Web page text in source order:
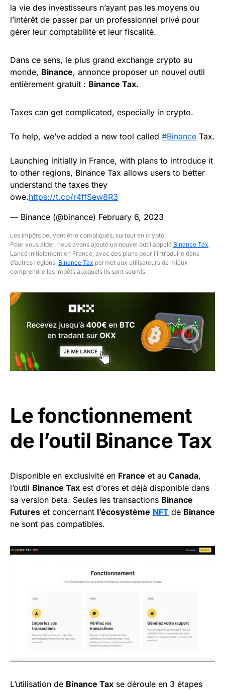
la vie des investisseurs n’ayant pas les moyens ou
l’intérêt de passer par un professionnel privé pour
gérer leur comptabilité et leur fiscalité.
Dans ce sens, le plus grand exchange crypto au
monde, Binance, annonce proposer un nouvel outil
entièrement gratuit : Binance Tax.
Taxes can get complicated, especially in crypto.
To help, we’ve added a new tool called #Binance Tax.
Launching initially in France, with plans to introduce it
to other regions, Binance Tax allows users to better
understand the taxes they
owe.https://t.co/r4ffSew8R3
— Binance (@binance) February 6, 2023
Les impôts peuvent être compliqués, surtout en crypto.
Pour vous aider, nous avons ajouté un nouvel outil appelé Binance Tax.
Lancé initialement en France, avec des plans pour l’introduire dans
d’autres régions, Binance Tax permet aux utilisateurs de mieux
comprendre les impôts auxquels ils sont soumis.
Le fonctionnement
de l’outil Binance Tax
Disponible en exclusivité en France et au Canada,
l’outil Binance Tax est d’ores et déjà disponible dans
sa version beta. Seules les transactions Binance
Futures et concernant l’écosystème NFT de Binance
ne sont pas compatibles.
L’utilisation de Binance Tax se déroule en 3 étapes